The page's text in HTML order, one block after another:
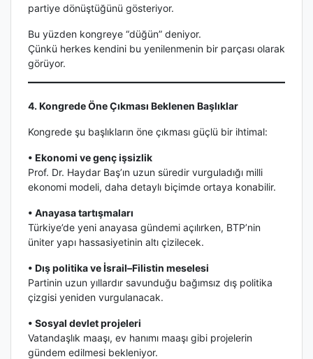
partiye dönüştüğünü gösteriyor.
Bu yüzden kongreye “düğün” deniyor.
Çünkü herkes kendini bu yenilenmenin bir parçası olarak
görüyor.
4. Kongrede Öne Çıkması Beklenen Başlıklar
Kongrede şu başlıkların öne çıkması güçlü bir ihtimal:
• Ekonomi ve genç işsizlik
Prof. Dr. Haydar Baş’ın uzun süredir vurguladığı milli
ekonomi modeli, daha detaylı biçimde ortaya konabilir.
• Anayasa tartışmaları
Türkiye’de yeni anayasa gündemi açılırken, BTP’nin
üniter yapı hassasiyetinin altı çizilecek.
• Dış politika ve İsrail–Filistin meselesi
Partinin uzun yıllardır savunduğu bağımsız dış politika
çizgisi yeniden vurgulanacak.
• Sosyal devlet projeleri
Vatandaşlık maaşı, ev hanımı maaşı gibi projelerin
gündem edilmesi bekleniyor.